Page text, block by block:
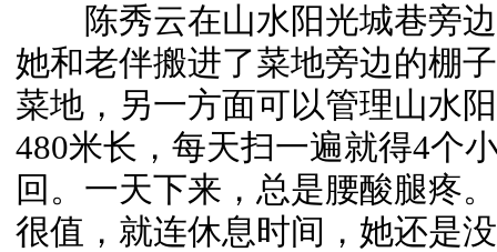
陈秀云在山水阳光城巷旁边
她和老伴搬进了菜地旁边的棚
菜地，另一方面可以管理山水
480米长，每天扫一遍就得4个
回。一天下来，总是腰酸腿疼
很值，就连休息时间，她还是